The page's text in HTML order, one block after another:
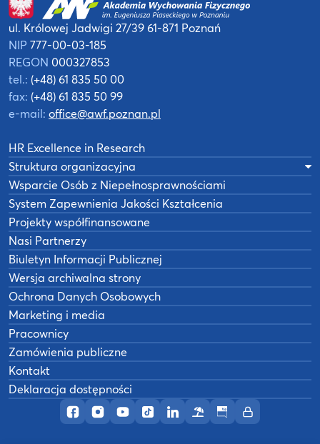
Profil AWF Poznań w serwisie Facebook
Profil AWF Poznań w serwisie Instagram
Profil AWF Poznań w serwisie YouTube
Profil AWF Poznań w serwisie
Profil AWF Poznań w
OśrodekBiuletynIntranet
ul. Królowej Jadwigi 27/3961-871 Poznań
NIP 777-00-03-185
REGON 000327853
tel.: (+48) 61 835 50 00
fax: (+48) 61 835 50 99
e-mail: office@awf.poznan.pl
HR Excellence in Research
Struktura organizacyjna
Wsparcie Osób z Niepełnosprawnościami
System Zapewnienia Jakości Kształcenia
Projekty współfinansowane
Nasi Partnerzy
Biuletyn Informacji Publicznej
Wersja archiwalna strony
Ochrona Danych Osobowych
Marketing i media
Pracownicy
Zamówienia publiczne
Kontakt
Deklaracja dostępności